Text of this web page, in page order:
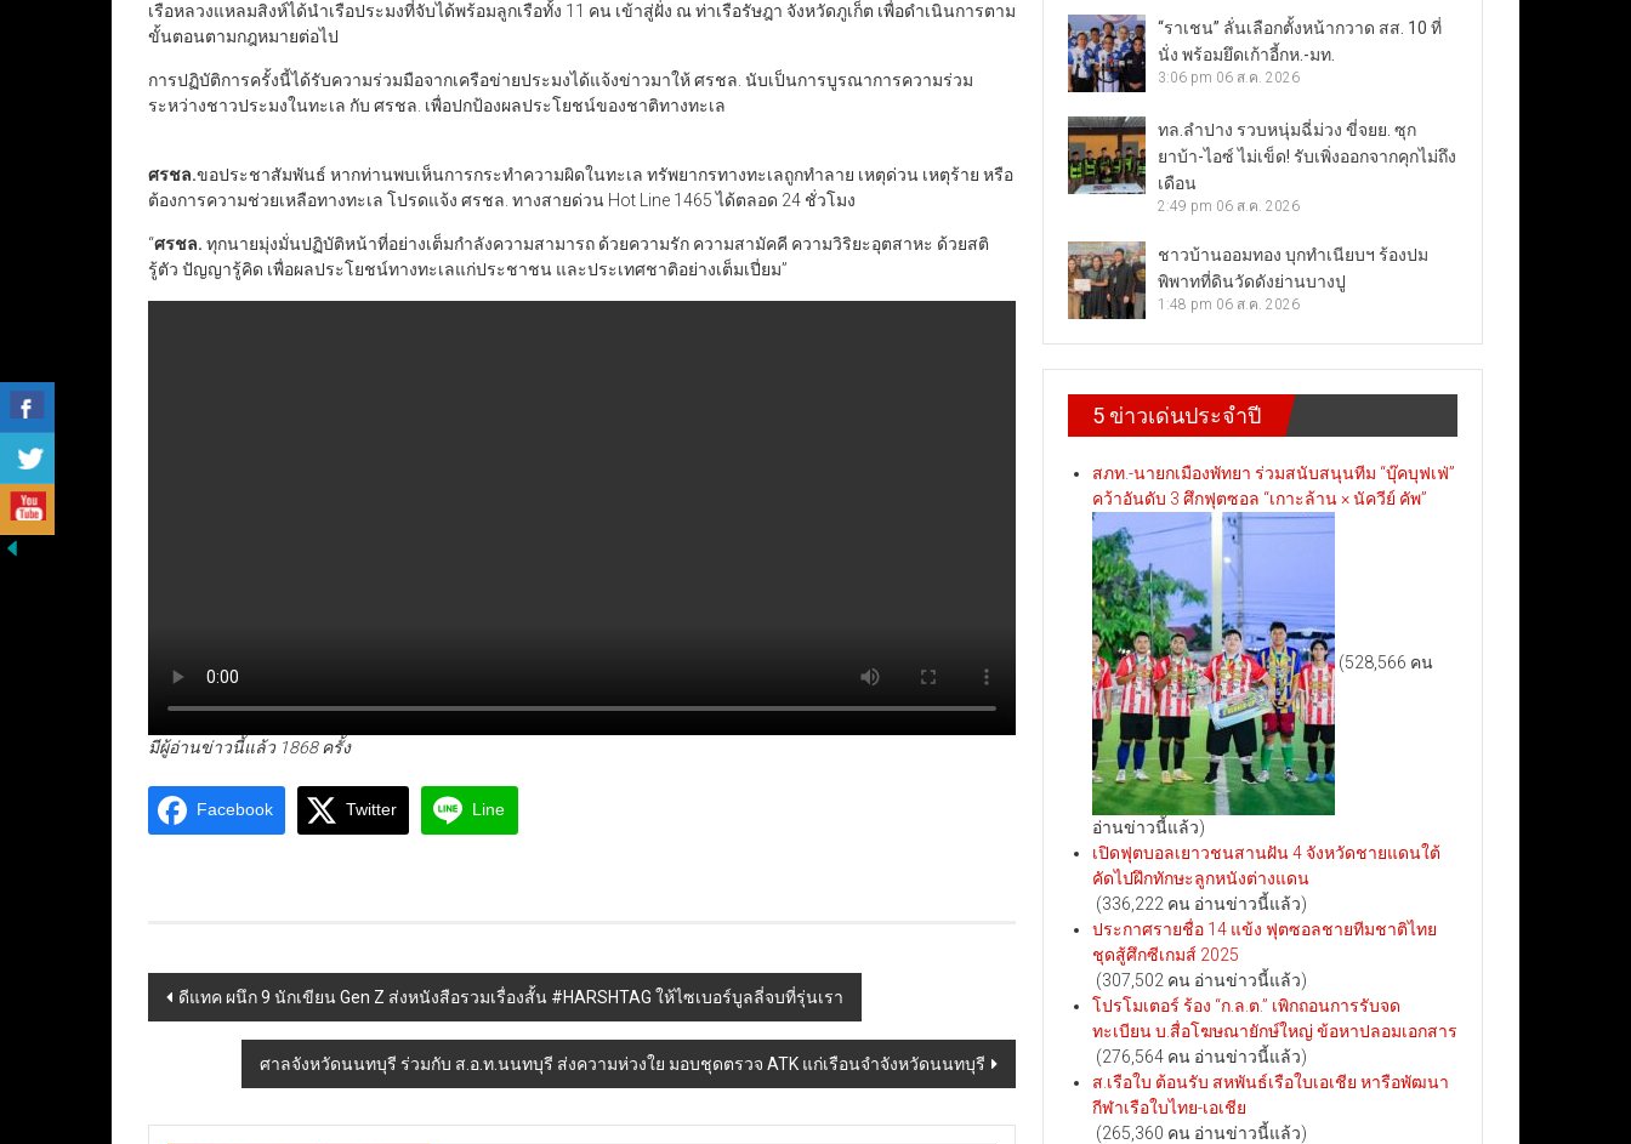
เรือหลวงแหลมสิงห์ได้นำเรือประมงที่จับได้พร้อมลูกเรือทั้ง 11 คน เข้าสู่ฝั่ง ณ ท่าเรือรัษฎา จังหวัดภูเก็ต เพื่อดำเนินการตาม
ขั้นตอนตามกฎหมายต่อไป
การปฏิบัติการครั้งนี้ได้รับความร่วมมือจากเครือข่ายประมงได้แจ้งข่าวมาให้ ศรชล. นับเป็นการบูรณาการความร่วม
ระหว่างชาวประมงในทะเล กับ ศรชล. เพื่อปกป้องผลประโยชน์ของชาติทางทะเล
ศรชล.ขอประชาสัมพันธ์ หากท่านพบเห็นการกระทำความผิดในทะเล ทรัพยากรทางทะเลถูกทำลาย เหตุด่วน เหตุร้าย หรือ
ต้องการความช่วยเหลือทางทะเล โปรดแจ้ง ศรชล. ทางสายด่วน Hot Line 1465 ได้ตลอด 24 ชั่วโมง
“ศรชล. ทุกนายมุ่งมั่นปฏิบัติหน้าที่อย่างเต็มกำลังความสามารถ ด้วยความรัก ความสามัคคี ความวิริยะอุตสาหะ ด้วยสติ
รู้ตัว ปัญญารู้คิด เพื่อผลประโยชน์ทางทะเลแก่ประชาชน และประเทศชาติอย่างเต็มเปี่ยม”
มีผู้อ่านข่าวนี้แล้ว 1868 ครั้ง
Facebook Twitter Line
Post
navigation
ดีแทค ผนึก 9 นักเขียน Gen Z ส่งหนังสือรวมเรื่องสั้น #HARSHTAG ให้ไซเบอร์บูลลี่จบที่รุ่นเรา
ศาลจังหวัดนนทบุรี ร่วมกับ ส.อ.ท.นนทบุรี ส่งความห่วงใย มอบชุดตรวจ ATK แก่เรือนจำจังหวัดนนทบุรี
“ราเชน” ลั่นเลือกตั้งหน้ากวาด สส. 10 ที่
นั่ง พร้อมยึดเก้าอี้กห.-มท.
3:06 pm 06 ส.ค. 2026
ทล.ลำปาง รวบหนุ่มฉี่ม่วง ขี่จยย. ซุก
ยาบ้า-ไอซ์ ไม่เข็ด! รับเพิ่งออกจากคุกไม่ถึง
เดือน
2:49 pm 06 ส.ค. 2026
ชาวบ้านออมทอง บุกทำเนียบฯ ร้องปม
พิพาทที่ดินวัดดังย่านบางปู
1:48 pm 06 ส.ค. 2026
5 ข่าวเด่นประจำปี
สภท.-นายกเมืองพัทยา ร่วมสนับสนุนทีม “บุ๊คบุฟเฟ่”
คว้าอันดับ 3 ศึกฟุตซอล “เกาะล้าน × นัควีย์ คัพ”
(528,566 คน
อ่านข่าวนี้แล้ว)
เปิดฟุตบอลเยาวชนสานฝัน 4 จังหวัดชายแดนใต้
คัดไปฝึกทักษะลูกหนังต่างแดน
(336,222 คน อ่านข่าวนี้แล้ว)
ประกาศรายชื่อ 14 แข้ง ฟุตซอลชายทีมชาติไทย
ชุดสู้ศึกซีเกมส์ 2025
(307,502 คน อ่านข่าวนี้แล้ว)
โปรโมเตอร์ ร้อง “ก.ล.ต.” เพิกถอนการรับจด
ทะเบียน บ.สื่อโฆษณายักษ์ใหญ่ ข้อหาปลอมเอกสาร
(276,564 คน อ่านข่าวนี้แล้ว)
ส.เรือใบ ต้อนรับ สหพันธ์เรือใบเอเชีย หารือพัฒนา
กีฬาเรือใบไทย-เอเชีย
(265,360 คน อ่านข่าวนี้แล้ว)